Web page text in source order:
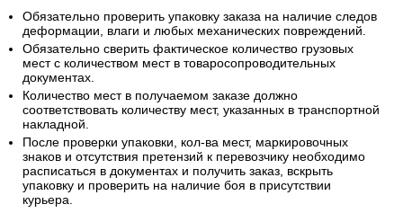
Обязательно проверить упаковку заказа на наличие следов
деформации, влаги и любых механических повреждений.
Обязательно сверить фактическое количество грузовых
мест с количеством мест в товаросопроводительных
документах.
Количество мест в получаемом заказе должно
соответствовать количеству мест, указанных в транспортной
накладной.
После проверки упаковки, кол-ва мест, маркировочных
знаков и отсутствия претензий к перевозчику необходимо
расписаться в документах и получить заказ, вскрыть
упаковку и проверить на наличие боя в присутствии
курьера.